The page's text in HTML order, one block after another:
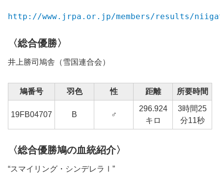
http://www.jrpa.or.jp/members/results/
〈総合優勝〉
井上勝司鳩舎（雪国連合会）
鳩番号 羽色 性 距離 所要時間
19FB04707 B ♂
296.924
キロ
3時間25
分11秒
〈総合優勝鳩の血統紹介〉
“スマイリング・シンデレラⅠ”